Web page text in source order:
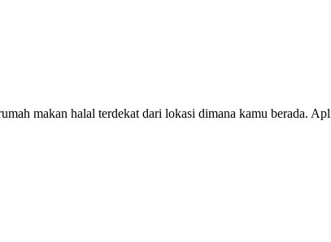
makan halal terdekat dari lokasi dimana kamu berada.